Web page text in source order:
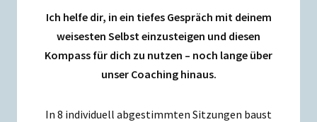
Ich helfe dir, in ein tiefes Gespräch mit deinem
weisesten Selbst einzusteigen und diesen
Kompass für dich zu nutzen – noch lange über
unser Coaching hinaus.
In 8 individuell abgestimmten Sitzungen baust